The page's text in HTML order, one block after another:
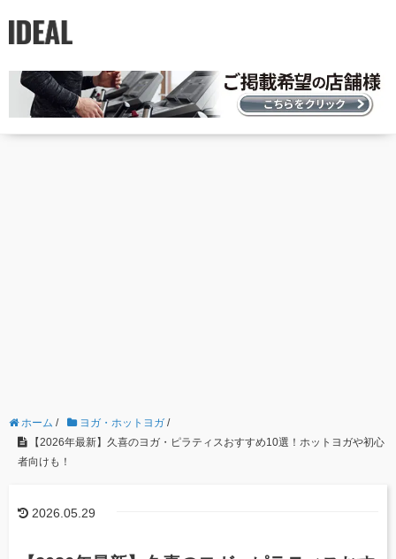
ホーム / ヨガ・ホットヨガ /
【2026年最新】久喜のヨガ・ピラティスおすすめ10選！ホットヨガや初心
者向けも！
2026.05.29